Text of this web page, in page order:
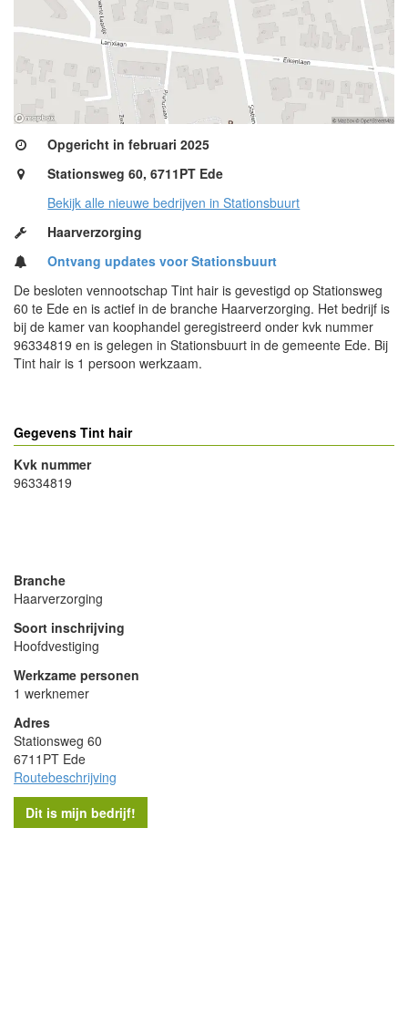
Opgericht in februari 2025
Stationsweg 60, 6711PT Ede
Bekijk alle nieuwe bedrijven in Stationsbuurt
Haarverzorging
Ontvang updates voor Stationsbuurt
De besloten vennootschap Tint hair is gevestigd op Stationsweg
60 te Ede en is actief in de branche Haarverzorging. Het bedrijf is
bij de kamer van koophandel geregistreerd onder kvk nummer
96334819 en is gelegen in Stationsbuurt in de gemeente Ede. Bij
Tint hair is 1 persoon werkzaam.
Gegevens Tint hair
Kvk nummer
96334819
Branche
Haarverzorging
Soort inschrijving
Hoofdvestiging
Werkzame personen
1 werknemer
Adres
Stationsweg 60
6711PT Ede
Routebeschrijving